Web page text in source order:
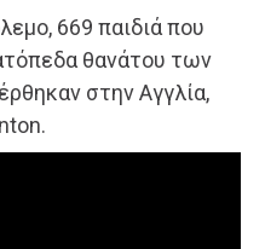
669 παιδιά που
θανάτου των
στην Αγγλία,